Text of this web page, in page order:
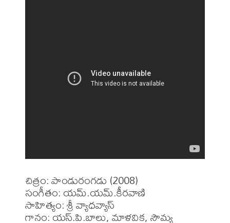
చిత్రం: పాండురంగడు (2008)
సంగీతం: యమ్.యమ్.కీరవాణి
సాహిత్యం: శ్రీ వ్యాధవ్యాస్